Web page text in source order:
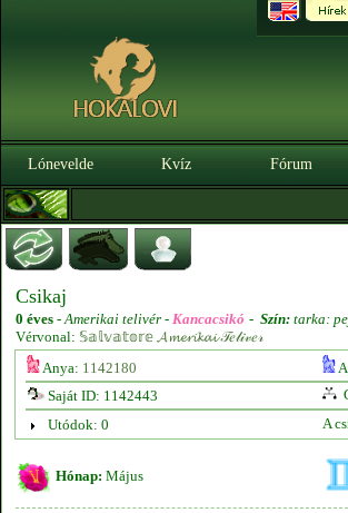
Lónevelde Kvíz Fórum
Csikaj
0 éves -Amerikai telivér - Kancacsikó - Szín: tarka:
Vérvonal: 𝕊𝕒𝕝𝕧𝕒𝕥𝕠𝕣𝕖 𝓐𝓶𝓮𝓻𝓲𝓴𝓪𝓲 𝒯𝑒𝓁𝒾𝓋𝑒𝓇
Anya: 1142180
Saját ID: 1142443
Utódok: 0
A
Hónap: Május